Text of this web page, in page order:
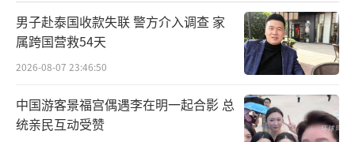
男子赴泰国收款失联 警方介入调查 家
属跨国营救54天
2026-08-07 23:46:50
中国游客景福宫偶遇李在明一起合影 总
统亲民互动受赞